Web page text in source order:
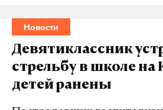
Новости
Девятиклассник
стрельбу в школе на
детей ранены